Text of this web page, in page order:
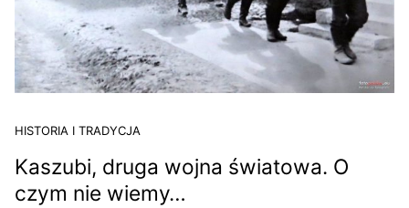
HISTORIA I TRADYCJA
Kaszubi, druga wojna światowa. O
czym nie wiemy…